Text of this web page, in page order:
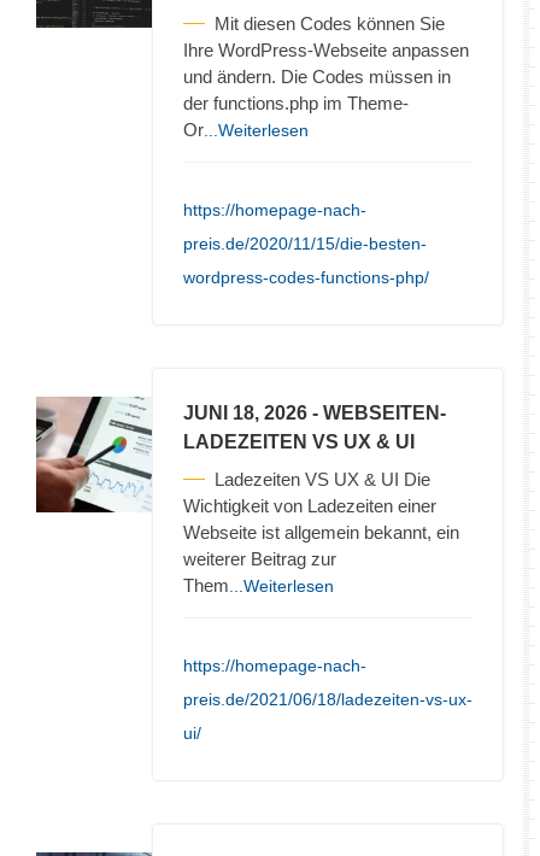
Mit diesen Codes können Sie
Ihre WordPress-Webseite anpassen
und ändern. Die Codes müssen in
der functions.php im Theme-
Or ...Weiterlesen
https://homepage-nach-
preis.de/2020/11/15/die-besten-
wordpress-codes-functions-php/
JUNI 18, 2026 - WEBSEITEN-
LADEZEITEN VS UX & UI
Ladezeiten VS UX & UI Die
Wichtigkeit von Ladezeiten einer
Webseite ist allgemein bekannt, ein
weiterer Beitrag zur
Them ...Weiterlesen
https://homepage-nach-
preis.de/2021/06/18/ladezeiten-vs-ux-
ui/